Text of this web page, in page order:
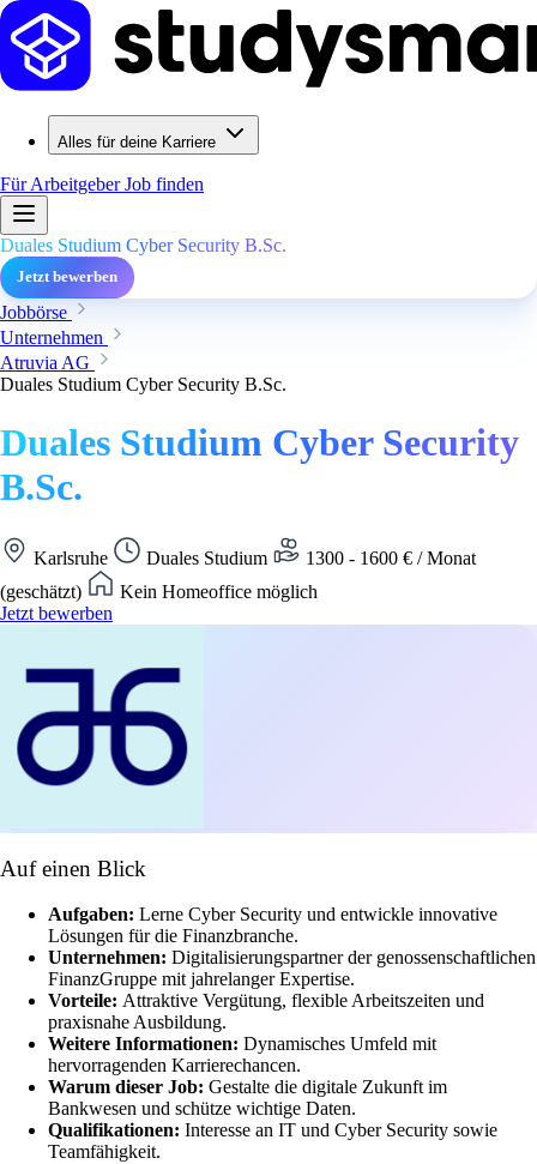
Alles für deine Karriere
Für ArbeitgeberJob finden
Duales Studium Cyber Security B.Sc.
Jetzt bewerben
Jobbörse
Unternehmen
Atruvia AG
Duales Studium Cyber Security B.Sc.
Duales Studium Cyber Security
B.Sc.
Karlsruhe Duales Studium
1300 - 1600 € / Monat
(geschätzt)
Kein Homeoffice möglich
Jetzt bewerben
Auf einen Blick
Aufgaben: Lerne Cyber Security und entwickle innovative
Lösungen für die Finanzbranche.
Unternehmen: Digitalisierungspartner der genossenschaftlichen
FinanzGruppe mit jahrelanger Expertise.
Vorteile: Attraktive Vergütung, flexible Arbeitszeiten und
praxisnahe Ausbildung.
Weitere Informationen: Dynamisches Umfeld mit
hervorragenden Karrierechancen.
Warum dieser Job: Gestalte die digitale Zukunft im
Bankwesen und schütze wichtige Daten.
Qualifikationen: Interesse an IT und Cyber Security sowie
Teamfähigkeit.